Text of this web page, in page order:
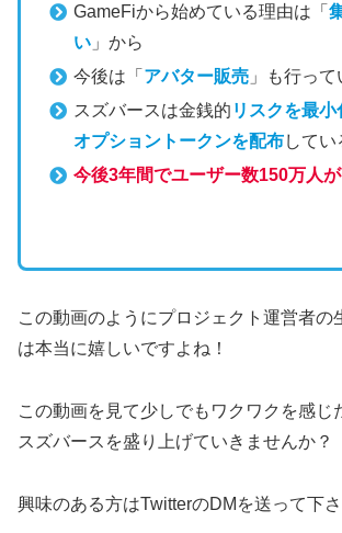
GameFiから始めている理由は「
い 」から
今後は「 アバター販売 」も行って
スズバースは金銭的 リスクを最
オプショントークンを配布してい
今後3年間でユーザー数150万人
この動画のようにプロジェクト運営者の
は本当に嬉しいですよね！
この動画を見て少しでもワクワクを感じ
スズバースを盛り上げていきませんか？
興味のある方はTwitterのDMを送って下さ